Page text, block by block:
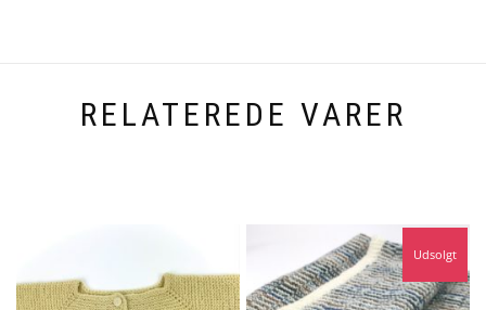
RELATEREDE VARER
Udsolgt